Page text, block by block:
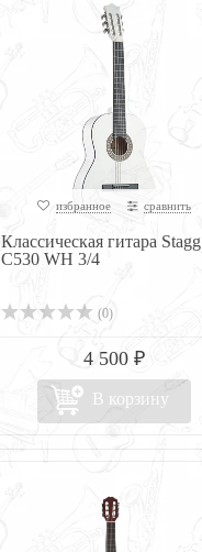
избранное сравнить
Классическая гитара Stagg
C530 WH 3/4
(0)
4 500 ₽
В корзину